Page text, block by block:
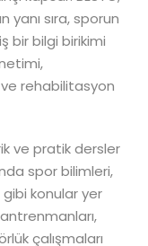
sıra, sporun
bir bilgi birikimi
rehabilitasyon
ve pratik dersler
spor bilimleri,
konular yer
çalışmaları